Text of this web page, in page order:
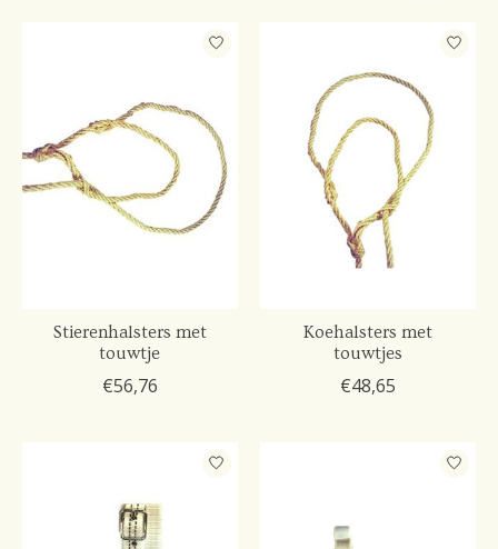
Stierenhalsters met
touwtje
€56,76
Koehalsters met
touwtjes
€48,65